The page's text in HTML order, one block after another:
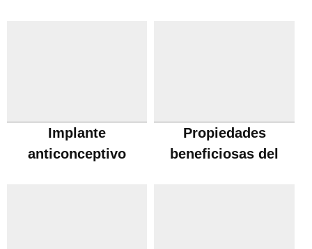
Implante
anticonceptivo
Propiedades
beneficiosas del